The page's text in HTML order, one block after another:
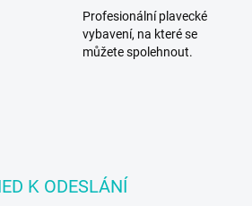
Profesionální plavecké
vybavení, na které se
můžete spolehnout.
K ODESLÁNÍ